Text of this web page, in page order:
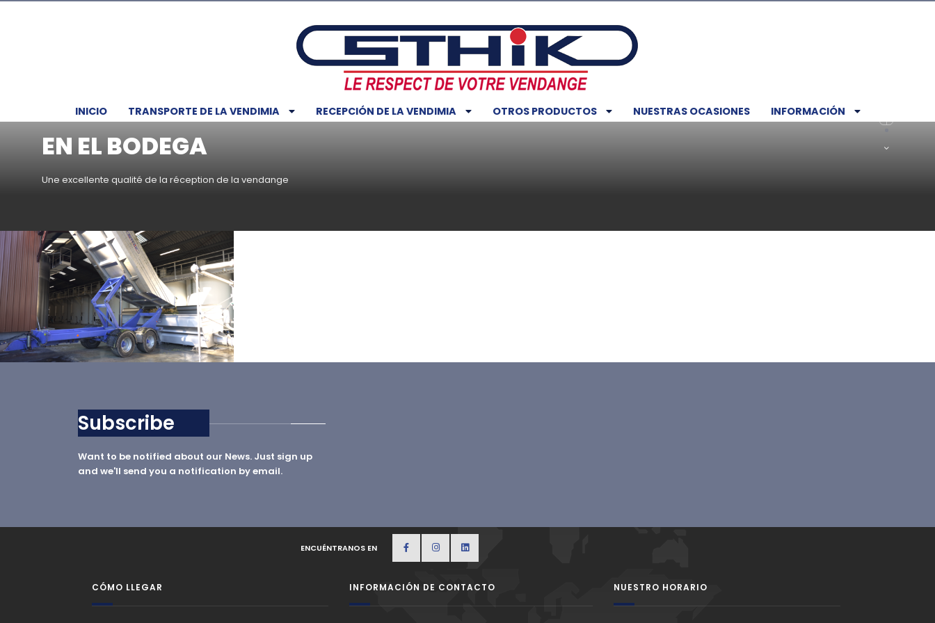
INICIO TRANSPORTE DE LA VENDIMIA RECEPCIÓN DE LA VENDIMIA OTROS PRODUCTOS NUESTRAS OCASIONES INFORMACIÓN
EN EL BODEGA
Une excellente qualité de la réception de la vendange
Subscribe
Want to be notified about our News. Just sign up
and we'll send you a notification by email.
ENCUÉNTRANOS EN
CÓMO LLEGAR INFORMACIÓN DE CONTACTO NUESTRO HORARIO